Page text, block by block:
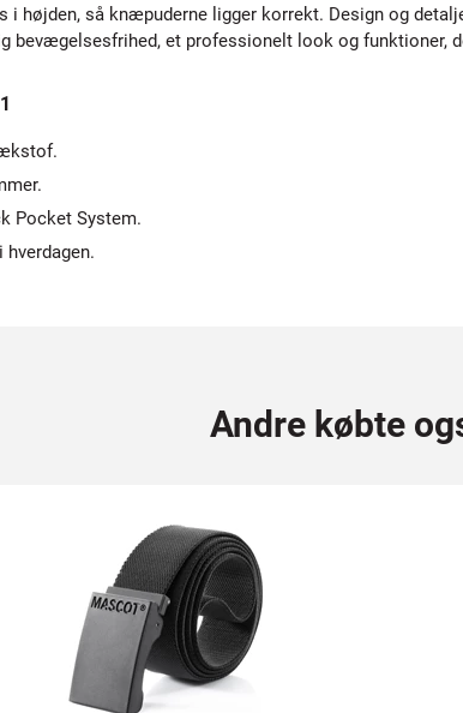
i højden, så knæpuderne ligger korrekt. Design og
bevægelsesfrihed, et professionelt look og funktioner,
Pocket System.
hverdagen.
Andre købte